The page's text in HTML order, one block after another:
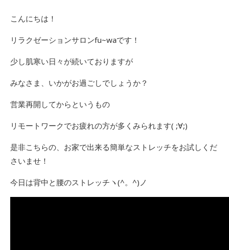
こんにちは！
リラクゼーションサロンfu~waです！
少し肌寒い日々が続いておりますが
みなさま、いかがお過ごしでしょうか？
営業再開してからというもの
リモートワークでお疲れの方が多くみられます( ;∀;)
是非こちらの、お家で出来る簡単なストレッチをお試しくだ
さいませ‍！
今日は背中と腰のストレッチヽ(^。^)ノ